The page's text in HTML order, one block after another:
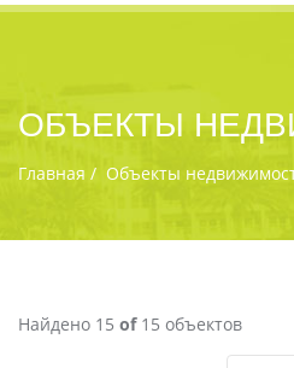
ОБЪЕКТЫ
Главная Объекты
Найдено 15 of15 объектов